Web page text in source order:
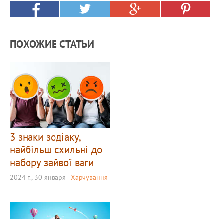
ПОХОЖИЕ СТАТЬИ
3 знаки зодіаку,
найбільш схильні до
набору зайвої ваги
2024 г., 30 января Харчування